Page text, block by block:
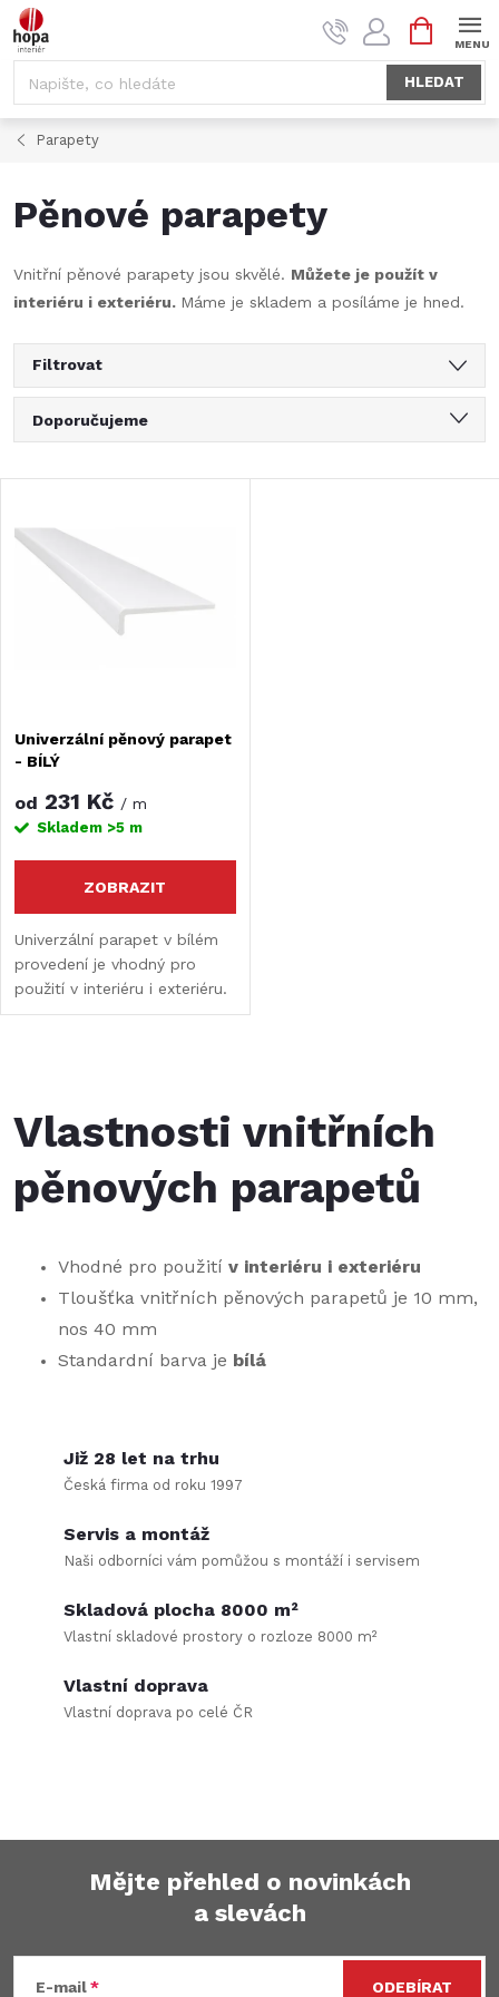
Přejít
na
HLEDAT
NÁKUPNÍ
KOŠÍK
Parapety
Pěnové parapety
Vnitřní pěnové parapety jsou skvělé. Můžete je použít v
interiéru i exteriéru. Máme je skladem a posíláme je hned.
Filtrovat
Ř
a
z
p
r
o
d
u
ů
Doporučujeme
Nejprodávanější
Abecedně
ý
s
p
r
d
u
t
ů
Univerzální pěnový parapet
- BÍLÝ
od 231 Kč / m
Skladem >5 m
ZOBRAZIT
Univerzální parapet v bílém
provedení je vhodný pro
použití v interiéru i exteriéru.
v
l
á
s
Vlastnosti vnitřních
pěnových parapetů
Vhodné pro použití v interiéru i exteriéru
Tloušťka vnitřních pěnových parapetů je 10 mm,
nos 40 mm
Standardní barva je bílá
Již 28 let na trhu
Česká firma od roku 1997
Servis a montáž
Naši odborníci vám pomůžou s montáží i servisem
Skladová plocha 8000 m²
Vlastní skladové prostory o rozloze 8000 m²
Vlastní doprava
Vlastní doprava po celé ČR
Mějte přehled o novinkách
a slevách
E-mail ODEBÍRAT